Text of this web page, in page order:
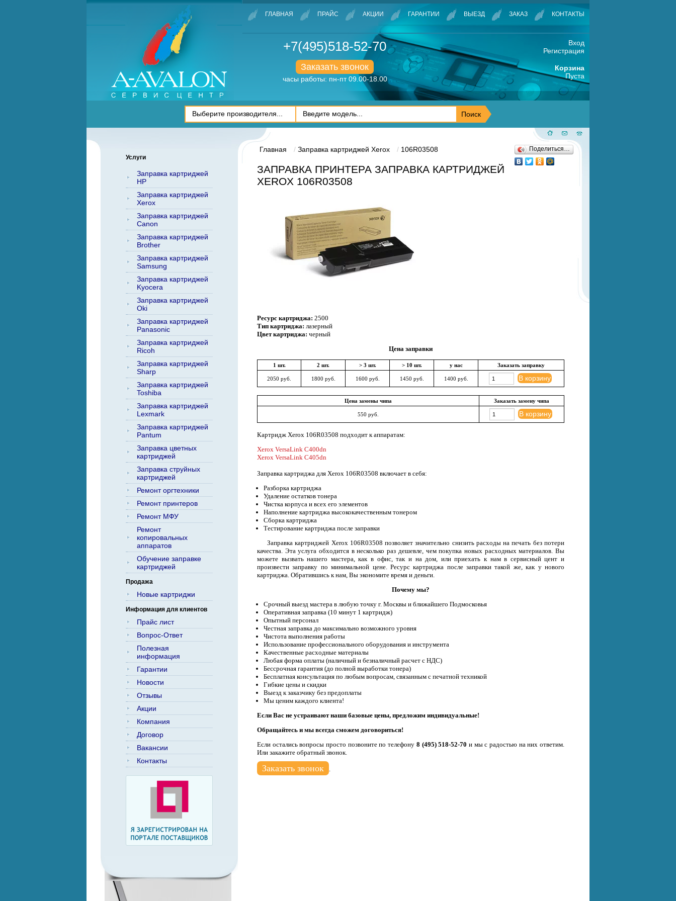
ГЛАВНАЯ ПРАЙС АКЦИИ ГАРАНТИИ ВЫЕЗД ЗАКАЗ КОНТАКТЫ
+7(495)518-52-70
Заказать звонок
часы работы: пн-пт 09.00-18.00
Вход
Регистрация
Корзина
Пуста
Услуги
Заправка картриджей
HP
Заправка картриджей
Xerox
Заправка картриджей
Canon
Заправка картриджей
Brother
Заправка картриджей
Samsung
Заправка картриджей
Kyocera
Заправка картриджей
Oki
Заправка картриджей
Panasonic
Заправка картриджей
Ricoh
Заправка картриджей
Sharp
Заправка картриджей
Toshiba
Заправка картриджей
Lexmark
Заправка картриджей
Pantum
Заправка цветных
картриджей
Заправка струйных
картриджей
Ремонт оргтехники
Ремонт принтеров
Ремонт МФУ
Ремонт
копировальных
аппаратов
Обучение заправке
картриджей
Продажа
Новые картриджи
Информация для клиентов
Прайс лист
Вопрос-Ответ
Полезная
информация
Гарантии
Новости
Отзывы
Акции
Компания
Договор
Вакансии
Контакты
Главная Заправка картриджей Xerox 106R03508
ЗАПРАВКА ПРИНТЕРА ЗАПРАВКА КАРТРИДЖЕЙ
XEROX 106R03508
Поделиться…
Ресурс картриджа: 2500
Тип картриджа: лазерный
Цвет картриджа: черный
Цена заправки
1 шт. 2 шт. > 3 шт. > 10 шт. у нас Заказать заправку
2050 руб. 1800 руб. 1600 руб. 1450 руб. 1400 руб. В корзину
Цена замены чипа Заказать замену чипа
550 руб. В корзину
Картридж Xerox 106R03508 подходит к аппаратам:
Xerox VersaLink C400dn
Xerox VersaLink C405dn
Заправка картриджа для Xerox 106R03508 включает в себя:
Разборка картриджа
Удаление остатков тонера
Чистка корпуса и всех его элементов
Наполнение картриджа высококачественным тонером
Сборка картриджа
Тестирование картриджа после заправки
Заправка картриджей Xerox 106R03508 позволяет значительно снизить расходы на печать без потери
качества. Эта услуга обходится в несколько раз дешевле, чем покупка новых расходных материалов. Вы
можете вызвать нашего мастера, как в офис, так и на дом, или приехать к нам в сервисный цент и
произвести заправку по минимальной цене. Ресурс картриджа после заправки такой же, как у нового
картриджа. Обратившись к нам, Вы экономите время и деньги.
Почему мы?
Срочный выезд мастера в любую точку г. Москвы и ближайшего Подмосковья
Оперативная заправка (10 минут 1 картридж)
Опытный персонал
Честная заправка до максимально возможного уровня
Чистота выполнения работы
Использование профессионального оборудования и инструмента
Качественные расходные материалы
Любая форма оплаты (наличный и безналичный расчет с НДС)
Бессрочная гарантия (до полной выработки тонера)
Бесплатная консультация по любым вопросам, связанным с печатной техникой
Гибкие цены и скидки
Выезд к заказчику без предоплаты
Мы ценим каждого клиента!
Если Вас не устраивают наши базовые цены, предложим индивидуальные!
Обращайтесь и мы всегда сможем договориться!
Если остались вопросы просто позвоните по телефону 8 (495) 518-52-70 и мы с радостью на них ответим.
Или закажите обратный звонок.
Заказать звонок .